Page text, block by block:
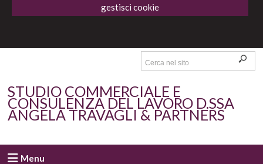
gestisci cookie
STUDIO COMMERCIALE E
CONSULENZA DEL LAVORO D.SSA
ANGELA TRAVAGLI & PARTNERS
Menu